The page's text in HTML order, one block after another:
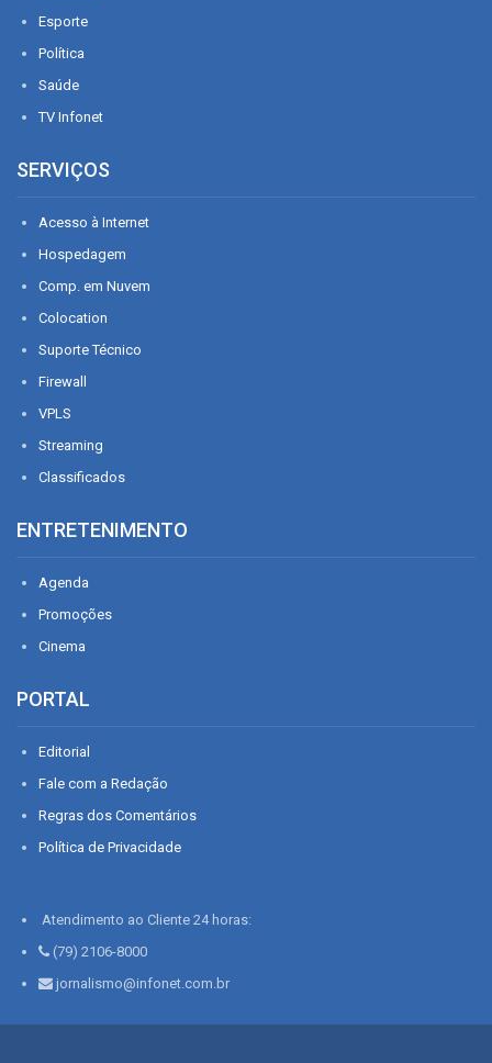
Esporte
Política
Saúde
TV Infonet
SERVIÇOS
Acesso à Internet
Hospedagem
Comp. em Nuvem
Colocation
Suporte Técnico
Firewall
VPLS
Streaming
Classificados
ENTRETENIMENTO
Agenda
Promoções
Cinema
PORTAL
Editorial
Fale com a Redação
Regras dos Comentários
Política de Privacidade
Atendimento ao Cliente 24 horas:
(79) 2106-8000
jornalismo@infonet.com.br